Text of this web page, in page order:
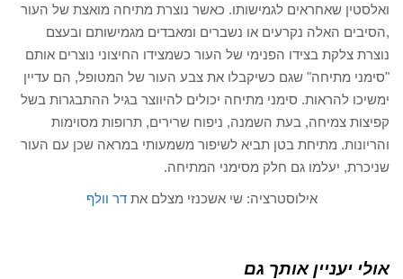
ואלסטין שאחראים לגמישותו. כאשר נוצרת מתיחה מואצת של העור
,הסיבים האלה נקרעים או נשברים ומאבדים מגמישותם ובעצם
נוצרת צלקת בצידו הפנימי של העור כשמצידו החיצוני נוצרים אותם
"סימני מתיחה" שגם כשיקבלו את צבע העור של המטופל, הם עדיין
ימשיכו להראות. סימני מתיחה יכולים להיווצר בגיל ההתבגרות בשל
קפיצות צמיחה, בעת השמנה, ניפוח שרירים, תרופות מסוימות
והריונות. מתיחת בטן תביא לשיפור משמעותי במראה שכן עם העור
שניכרת, יעלמו גם חלק מסימני המתיחה.
אילוסטרציה: שי אשכנזי מצלם אתדר וולף
אולי יעניין אותך גם